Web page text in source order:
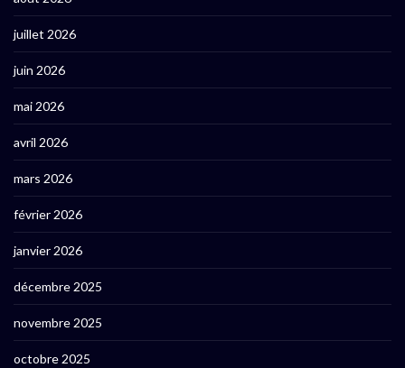
juillet 2026
juin 2026
mai 2026
avril 2026
mars 2026
février 2026
janvier 2026
décembre 2025
novembre 2025
octobre 2025